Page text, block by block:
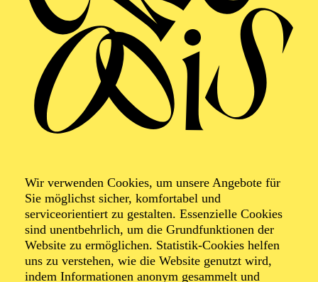
Wir verwenden Cookies, um unsere Angebote für
Sie möglichst sicher, komfortabel und
serviceorientiert zu gestalten. Essenzielle Cookies
sind unentbehrlich, um die Grundfunktionen der
Website zu ermöglichen. Statistik-Cookies helfen
uns zu verstehen, wie die Website genutzt wird,
indem Informationen anonym gesammelt und
Neujahrskonzert
der Essener
Philharmoniker